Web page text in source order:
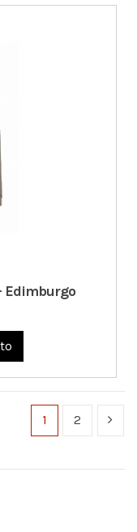
Edimburgo
1 2